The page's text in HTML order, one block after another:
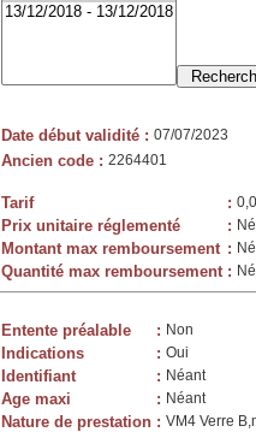
Date début validité : 07/07/2023
Ancien code : 2264401
Tarif :
Prix unitaire réglementé :
Montant max remboursement :
Quantité max remboursement :
Entente préalable : Non
Indications : Oui
Identifiant : Néant
Age maxi : Néant
Nature de prestation : VM4 Verre